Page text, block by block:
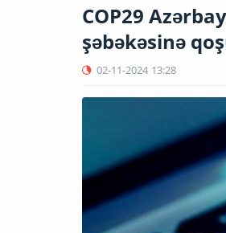
COP29
şəbəkəsinə
02-11-2024 13:28